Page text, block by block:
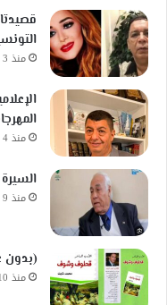
منذ 3 ساعات
منذ 4 ساعات
منذ 9 ساعات
(بدون
منذ 10 ساعات